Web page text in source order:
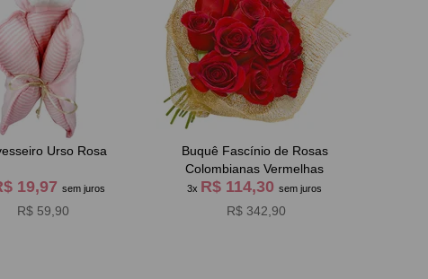
Urso Rosa
19,97 sem juros
R$ 59,90
Buquê Fascínio de Rosas
Colombianas Vermelhas
3x R$ 114,30sem juros
R$ 342,90